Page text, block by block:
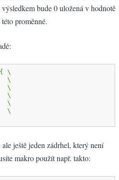
výsledkem bude 0 uložená v hodnotě
proměnné.
{ \
\
\
\
\
\
ještě jeden zádrhel, který není
makro použít např. takto: